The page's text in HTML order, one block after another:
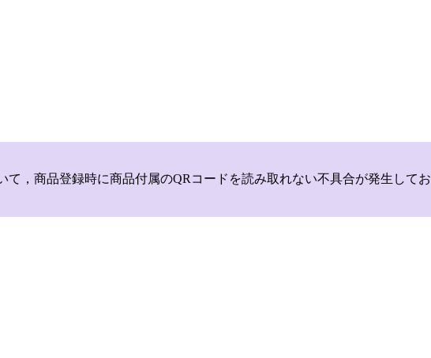
て，商品登録時に商品付属のQRコードを読み取れない不具合が発生し